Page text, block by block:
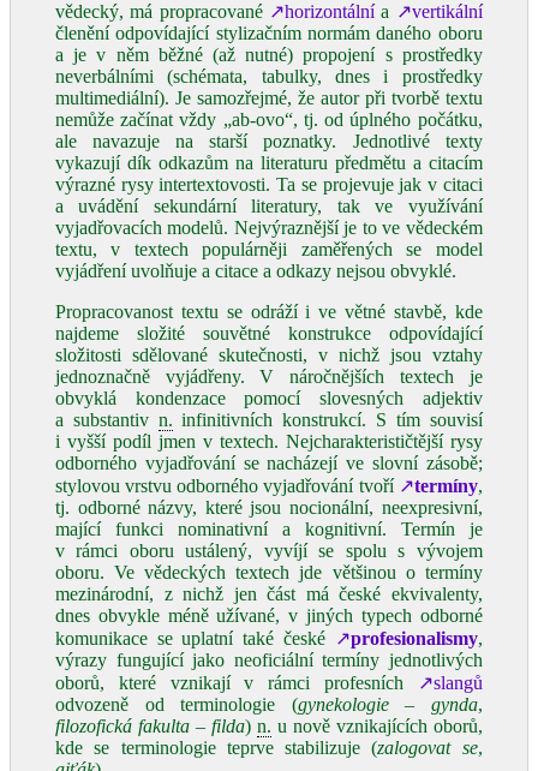
vědecký, má propracované ↗horizontálnía ↗vertikální
členění odpovídající stylizačním normám daného oboru
a je v něm běžné (až nutné) propojení s prostředky
neverbálními (schémata, tabulky, dnes i prostředky
multimediální). Je samozřejmé, že autor při tvorbě textu
nemůže začínat vždy „ab‑ovo“, tj. od úplného počátku,
ale navazuje na starší poznatky. Jednotlivé texty
vykazují dík odkazům na literaturu předmětu a citacím
výrazné rysy intertextovosti. Ta se projevuje jak v citaci
a uvádění sekundární literatury, tak ve využívání
vyjadřovacích modelů. Nejvýraznější je to ve vědeckém
textu, v textech populárněji zaměřených se model
vyjádření uvolňuje a citace a odkazy nejsou obvyklé.
Propracovanost textu se odráží i ve větné stavbě, kde
najdeme složité souvětné konstrukce odpovídající
složitosti sdělované skutečnosti, v nichž jsou vztahy
jednoznačně vyjádřeny. V náročnějších textech je
obvyklá kondenzace pomocí slovesných adjektiv
a substantiv n. infinitivních konstrukcí. S tím souvisí
i vyšší podíl jmen v textech. Nejcharakterističtější rysy
odborného vyjadřování se nacházejí ve slovní zásobě;
stylovou vrstvu odborného vyjadřování tvoří ↗termíny,
tj. odborné názvy, které jsou nocionální, neexpresivní,
mající funkci nominativní a kognitivní. Termín je
v rámci oboru ustálený, vyvíjí se spolu s vývojem
oboru. Ve vědeckých textech jde většinou o termíny
mezinárodní, z nichž jen část má české ekvivalenty,
dnes obvykle méně užívané, v jiných typech odborné
komunikace se uplatní také české ↗profesionalismy,
výrazy fungující jako neoficiální termíny jednotlivých
oborů, které vznikají v rámci profesních
↗slangů
odvozeně od terminologie (gynekologie– gynda,
filozofická fakulta– filda) n. u nově vznikajících oborů,
kde se terminologie teprve stabilizuje (zalogovat se,